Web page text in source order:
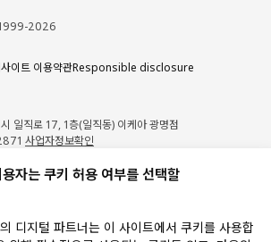
2026
이트 이용약관Responsible disclosure
일직로 17, 1층(일직동) 이케아 광명점
사업자정보확인
명-0209
자는 쿠키 허용 여부를 선택할
디지털 파트너는 이 사이트에서 쿠키를 사용합